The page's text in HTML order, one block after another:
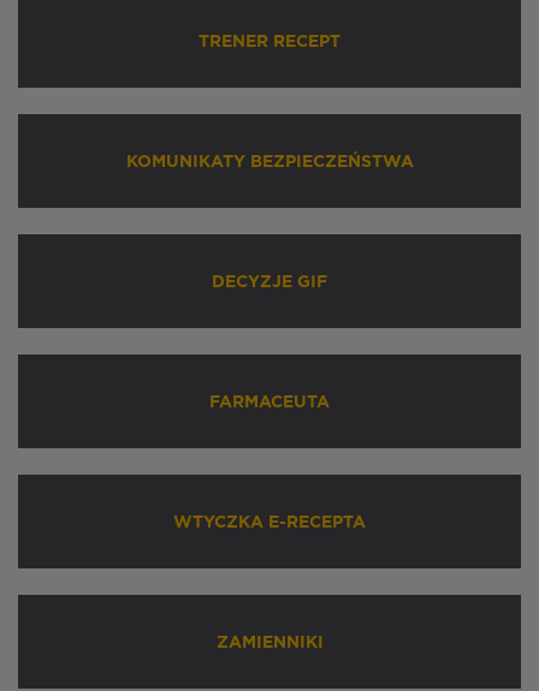
TRENER RECEPT
KOMUNIKATY BEZPIECZEŃSTWA
DECYZJE GIF
FARMACEUTA
WTYCZKA E-RECEPTA
ZAMIENNIKI